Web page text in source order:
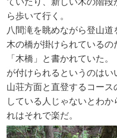
ら歩いて行く。
八間滝を眺めながら登山
木の橋が掛けられている
「木橋」と書かれていた
が付けられるというのは
山荘方面と直登するコー
している人じゃないとわ
れはそれで楽だ。